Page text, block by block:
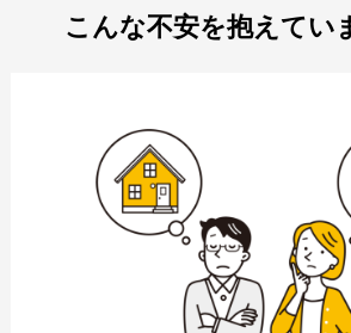
こんな不安を抱えてい